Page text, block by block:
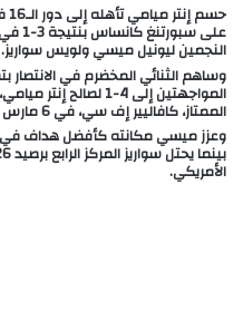
على
النجمين ليونيل ميسي ولويس سواريز.
وساهم الثنائي المخضرم في
المواجهتين إلى 4-1
الممتاز، كافاليير إف سي، في 6 مارس المقبل.
الأمريكي.